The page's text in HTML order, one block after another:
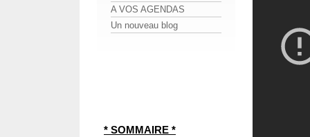
A VOS AGENDAS
Un nouveau blog
* SOMMAIRE *